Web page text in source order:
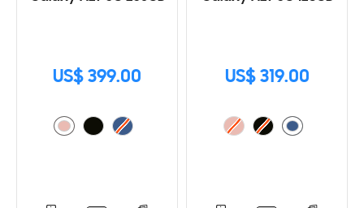
US$ 399.00 US$ 319.00